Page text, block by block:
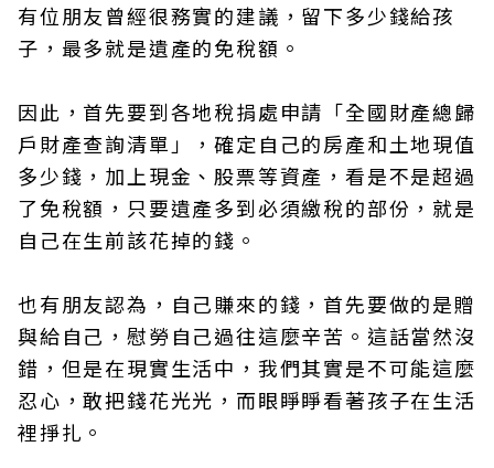
有位朋友曾經很務實的建議，留下多少錢給孩
子，最多就是遺產的免稅額。
因此，首先要到各地稅捐處申請「全國財產總歸
戶財產查詢清單」，確定自己的房產和土地現值
多少錢，加上現金、股票等資產，看是不是超過
了免稅額，只要遺產多到必須繳稅的部份，就是
自己在生前該花掉的錢。
也有朋友認為，自己賺來的錢，首先要做的是贈
與給自己，慰勞自己過往這麼辛苦。這話當然沒
錯，但是在現實生活中，我們其實是不可能這麼
忍心，敢把錢花光光，而眼睜睜看著孩子在生活
裡掙扎。